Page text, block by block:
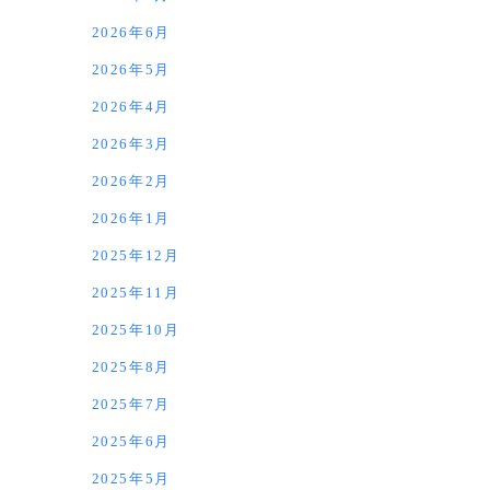
2026年6月
2026年5月
2026年4月
2026年3月
2026年2月
2026年1月
2025年12月
2025年11月
2025年10月
2025年8月
2025年7月
2025年6月
2025年5月